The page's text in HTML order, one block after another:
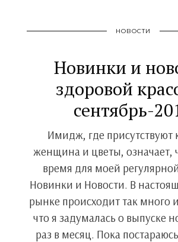
НОВОСТИ
Новинки и
здоровой
сентябрь-
Имидж, где присутствуют
женщина и цветы, означает,
время для моей
Новинки и Новости. В
рынке происходит так много
что я задумалась о выпуске
раз в месяц. Пока